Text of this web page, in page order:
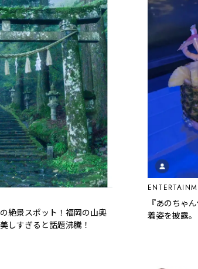
絶景スポット！福岡の山奥
しすぎると話題沸騰！
『あのちゃ
着姿を披露